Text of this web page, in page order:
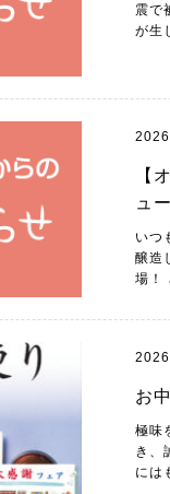
震で
が生
【
ュ
いつ
醸造
場！
お
極味
き、
には